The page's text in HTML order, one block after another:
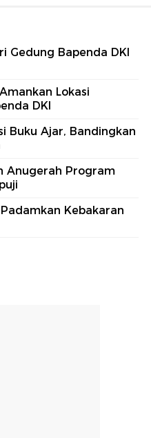
Gedung Bapenda DKI
Lokasi
DKI
Buku Ajar, Bandingkan
Anugerah Program
Kebakaran